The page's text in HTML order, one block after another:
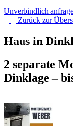
Unverbindlich
Zurück zur
Haus in
2 separate
Dinklage –